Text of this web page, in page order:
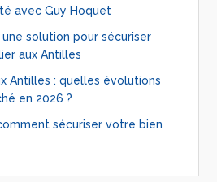
avec Guy Hoquet
une solution pour sécuriser
aux Antilles
Antilles : quelles évolutions
en 2026 ?
sécuriser votre bien